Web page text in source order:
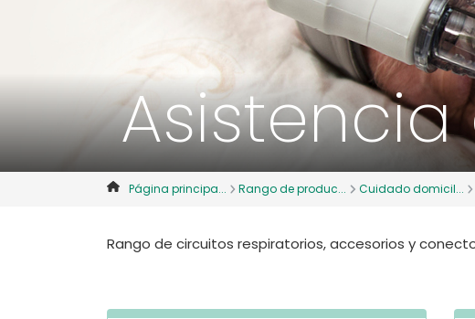
Página principa... Rango de produc... Cuidado domicil...
Rango de circuitos respiratorios, accesorios y